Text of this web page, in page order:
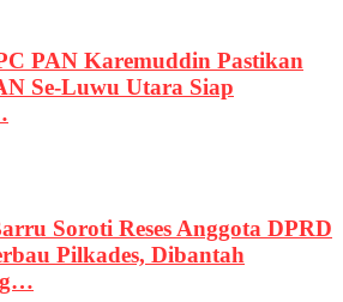
PAN Karemuddin Pastikan
Se-Luwu Utara Siap
Soroti Reses Anggota DPRD
Pilkades, Dibantah